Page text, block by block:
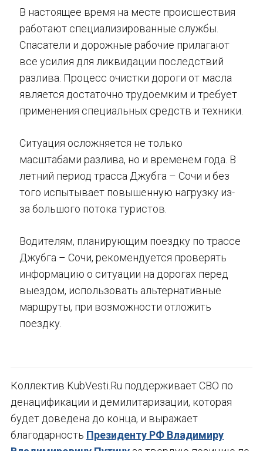
В настоящее время на месте происшествия
работают специализированные службы.
Спасатели и дорожные рабочие прилагают
все усилия для ликвидации последствий
разлива. Процесс очистки дороги от масла
является достаточно трудоемким и требует
применения специальных средств и техники.
Ситуация осложняется не только
масштабами разлива, но и временем года. В
летний период трасса Джубга – Сочи и без
того испытывает повышенную нагрузку из-
за большого потока туристов.
Водителям, планирующим поездку по трассе
Джубга – Сочи, рекомендуется проверять
информацию о ситуации на дорогах перед
выездом, использовать альтернативные
маршруты, при возможности отложить
поездку.
Коллектив KubVesti.Ru поддерживает СВО по
денацификации и демилитаризации, которая
будет доведена до конца, и выражает
благодарность Президенту РФ Владимиру